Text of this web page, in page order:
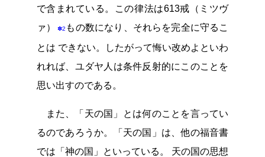
で含まれている。この律法は613戒（ミツヴ
ァ）
✽2 もの数になり、それらを完全に守るこ
とは できない。したがって悔い改めよといわ
れれば、ユダヤ人は条件反射的にこのことを
思い出すのである。
また、「天の国」とは何のことを言ってい
るのであろうか。「天の国」は、他の福音書
では「神の国」といっている。 天の国の思想